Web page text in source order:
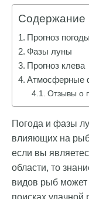
Содержание
Прогноз погоды
Фазы луны
Прогноз клева
Атмосферные
Отзывы о
Погода и фазы
влияющих на
если вы
области, то
видов рыб
поисках удачной